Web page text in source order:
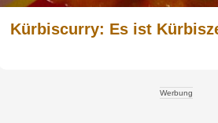
Kürbiscurry: Es ist
Werbung